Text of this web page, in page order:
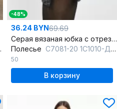
-48%
36.24 BYN69.69
Серая вязаная юбка с отрезной боковой деталью
Полесье С7081-20 1С1010-Д43 158,164 т.антрацит
50
В корзину